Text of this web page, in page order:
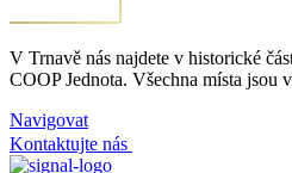
V Trnavě nás najdete v historické
COOP Jednota. Všechna místa jsou
Navigovat
Kontaktujte nás